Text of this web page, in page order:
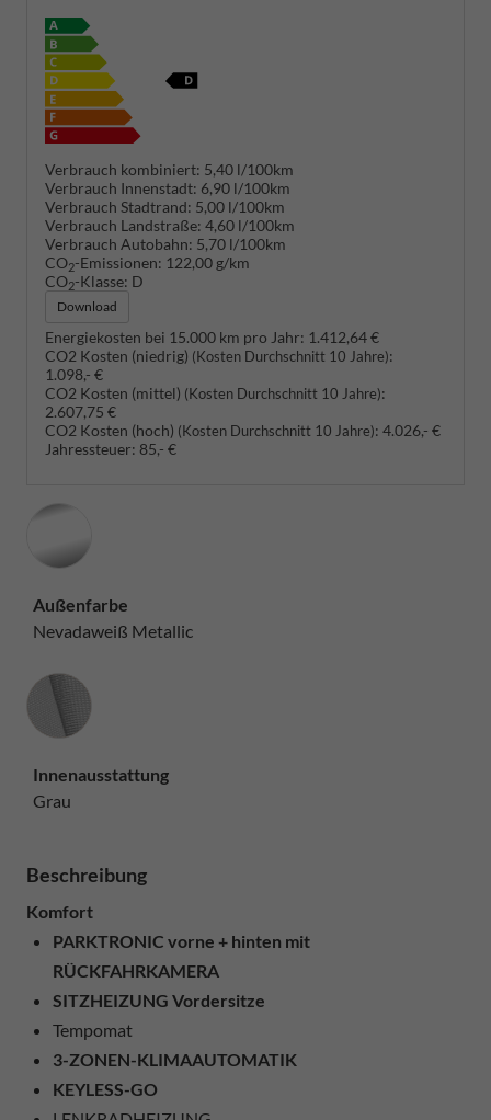
Verbrauch kombiniert: 5,40 l/100km
Verbrauch Innenstadt: 6,90 l/100km
Verbrauch Stadtrand: 5,00 l/100km
Verbrauch Landstraße: 4,60 l/100km
Verbrauch Autobahn: 5,70 l/100km
CO2-Emissionen: 122,00 g/km
CO2-Klasse: D
Download
Energiekosten bei 15.000 km pro Jahr: 1.412,64 €
CO2 Kosten (niedrig) (Kosten Durchschnitt 10 Jahre):
1.098,- €
CO2 Kosten (mittel) (Kosten Durchschnitt 10 Jahre):
2.607,75 €
CO2 Kosten (hoch) (Kosten Durchschnitt 10 Jahre): 4.026,- €
Jahressteuer: 85,- €
Außenfarbe
Nevadaweiß Metallic
Innenausstattung
Innenausstattung
Grau
Beschreibung
Komfort
PARKTRONIC vorne + hinten mit
RÜCKFAHRKAMERA
SITZHEIZUNG Vordersitze
Tempomat
3-ZONEN-KLIMAAUTOMATIK
KEYLESS-GO